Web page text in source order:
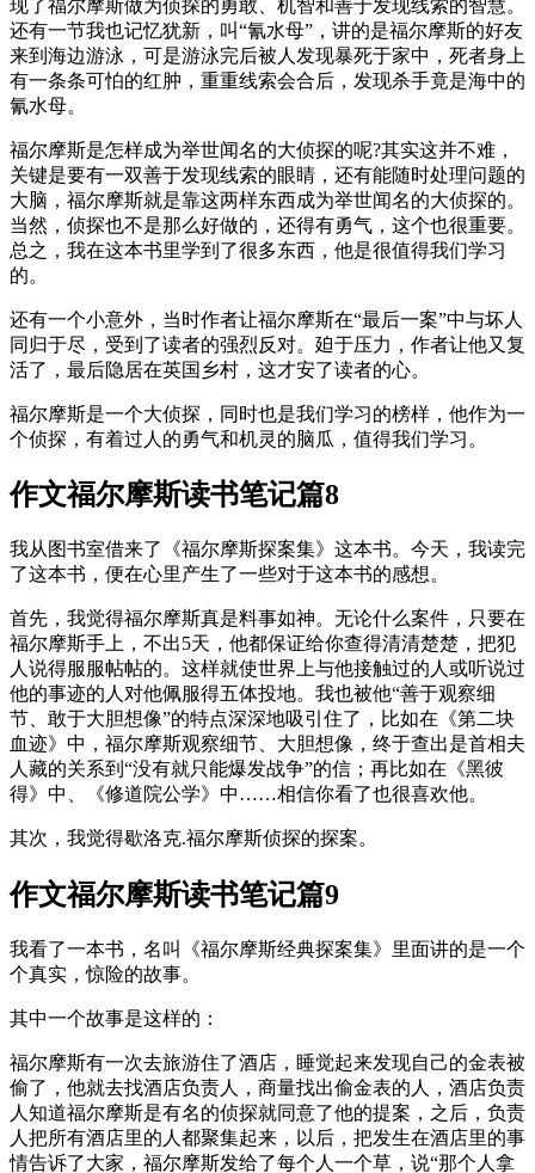
现了福尔摩斯做为侦探的勇敢、机智和善于发现线索的智慧。
还有一节我也记忆犹新，叫“氰水母”，讲的是福尔摩斯的好友
来到海边游泳，可是游泳完后被人发现暴死于家中，死者身上
有一条条可怕的红肿，重重线索会合后，发现杀手竟是海中的
氰水母。
福尔摩斯是怎样成为举世闻名的大侦探的呢?其实这并不难，
关键是要有一双善于发现线索的眼睛，还有能随时处理问题的
大脑，福尔摩斯就是靠这两样东西成为举世闻名的大侦探的。
当然，侦探也不是那么好做的，还得有勇气，这个也很重要。
总之，我在这本书里学到了很多东西，他是很值得我们学习
的。
还有一个小意外，当时作者让福尔摩斯在“最后一案”中与坏人
同归于尽，受到了读者的强烈反对。廹于压力，作者让他又复
活了，最后隐居在英国乡村，这才安了读者的心。
福尔摩斯是一个大侦探，同时也是我们学习的榜样，他作为一
个侦探，有着过人的勇气和机灵的脑瓜，值得我们学习。
作文福尔摩斯读书笔记篇8
我从图书室借来了《福尔摩斯探案集》这本书。今天，我读完
了这本书，便在心里产生了一些对于这本书的感想。
首先，我觉得福尔摩斯真是料事如神。无论什么案件，只要在
福尔摩斯手上，不出5天，他都保证给你查得清清楚楚，把犯
人说得服服帖帖的。这样就使世界上与他接触过的人或听说过
他的事迹的人对他佩服得五体投地。我也被他“善于观察细
节、敢于大胆想像”的特点深深地吸引住了，比如在《第二块
血迹》中，福尔摩斯观察细节、大胆想像，终于查出是首相夫
人藏的关系到“没有就只能爆发战争”的信；再比如在《黑彼
得》中、《修道院公学》中……相信你看了也很喜欢他。
其次，我觉得歇洛克.福尔摩斯侦探的探案。
作文福尔摩斯读书笔记篇9
我看了一本书，名叫《福尔摩斯经典探案集》里面讲的是一个
个真实，惊险的故事。
其中一个故事是这样的：
福尔摩斯有一次去旅游住了酒店，睡觉起来发现自己的金表被
偷了，他就去找酒店负责人，商量找出偷金表的人，酒店负责
人知道福尔摩斯是有名的侦探就同意了他的提案，之后，负责
人把所有酒店里的人都聚集起来，以后，把发生在酒店里的事
情告诉了大家，福尔摩斯发给了每个人一个草，说“那个人拿